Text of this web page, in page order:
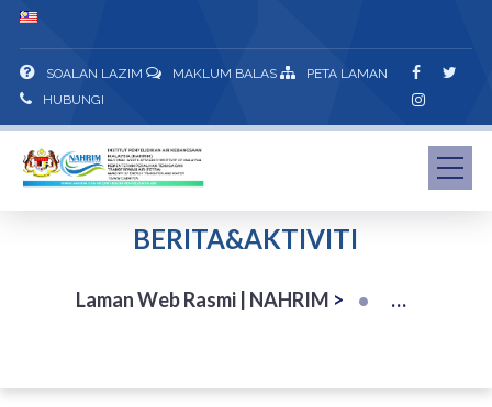
SOALAN LAZIM MAKLUM BALAS
PETA LAMAN
HUBUNGI
BERITA&AKTIVITI
Laman Web Rasmi | NAHRIM >